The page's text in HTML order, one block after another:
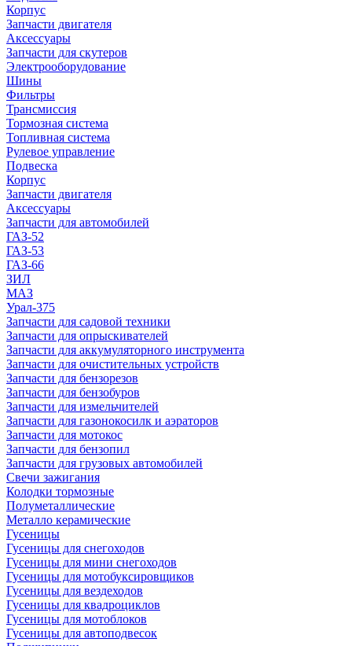
Корпус
Запчасти двигателя
Аксессуары
Запчасти для скутеров
Электрооборудование
Шины
Фильтры
Трансмиссия
Тормозная система
Топливная система
Рулевое управление
Подвеска
Корпус
Запчасти двигателя
Аксессуары
Запчасти для автомобилей
ГАЗ-52
ГАЗ-53
ГАЗ-66
ЗИЛ
МАЗ
Урал-375
Запчасти для садовой техники
Запчасти для опрыскивателей
Запчасти для аккумуляторного инструмента
Запчасти для очистительных устройств
Запчасти для бензорезов
Запчасти для бензобуров
Запчасти для измельчителей
Запчасти для газонокосилк и аэраторов
Запчасти для мотокос
Запчасти для бензопил
Запчасти для грузовых автомобилей
Свечи зажигания
Колодки тормозные
Полуметаллические
Металло керамические
Гусеницы
Гусеницы для снегоходов
Гусеницы для мини снегоходов
Гусеницы для мотобуксировщиков
Гусеницы для вездеходов
Гусеницы для квадроциклов
Гусеницы для мотоблоков
Гусеницы для автоподвесок